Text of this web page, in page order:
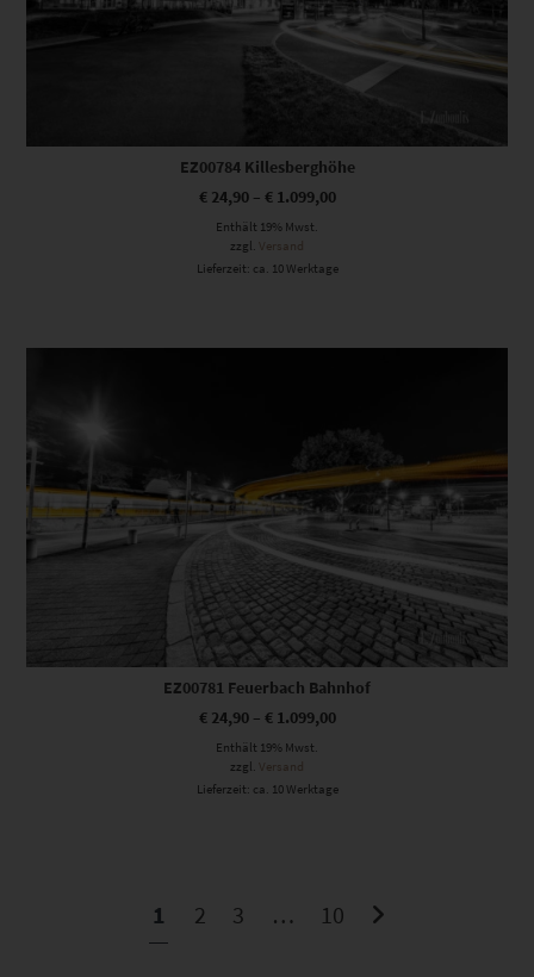
EZ00784 Killesberghöhe
€24,90– €1.099,00
Enthält 19% Mwst.
zzgl. Versand
Lieferzeit: ca. 10 Werktage
Dieses Produkt weist mehrere Varianten auf. Die Optionen können auf der Produktseite gewählt werden
EZ00781 Feuerbach Bahnhof
€24,90– €1.099,00
Enthält 19% Mwst.
zzgl. Versand
Lieferzeit: ca. 10 Werktage
1 2 3 … 10